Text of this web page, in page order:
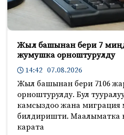
Жыл башынан бери 7
жумушка орноштурулду
14:42 07.08.2026
Жыл башынан бери 7106
орноштурулду. Бул
камсыздоо жана миграция
билдиришти. Маалыматка
карата